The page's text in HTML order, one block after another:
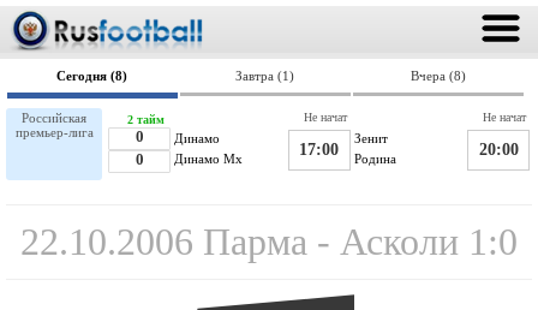
Сегодня (8) Завтра (1) Вчера (8)
Российская
премьер-лига
Динамо
0
0
Динамо Мх
2 тайм
Зенит
17:00 Родина
Не начат
20:00
Не начат
22.10.2006 Парма - Асколи 1:0